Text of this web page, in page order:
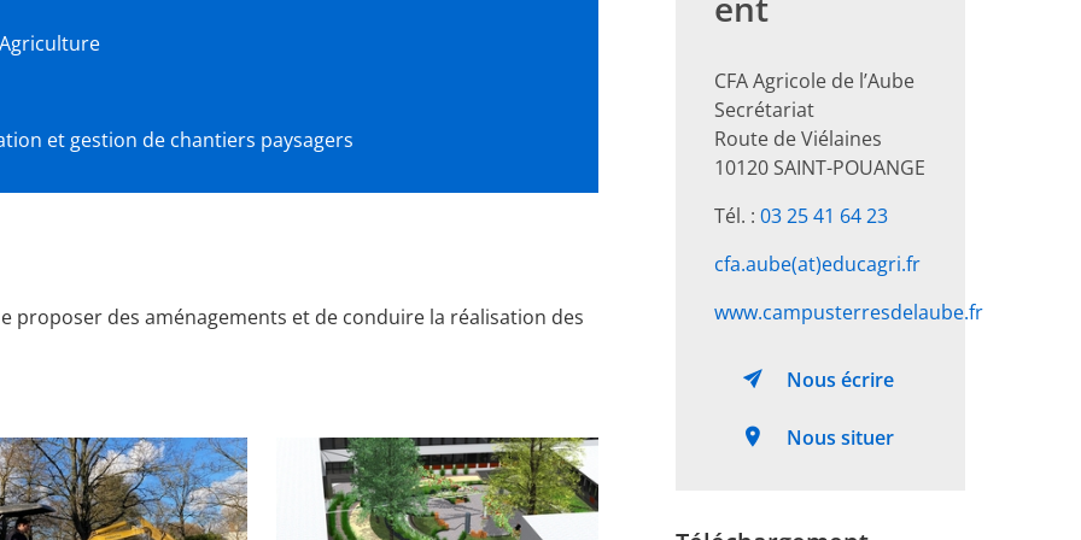
et gestion de chantiers paysagers
proposer des aménagements et de conduire la réalisation des
CFA Agricole de l’Aube
Secrétariat
Route de Viélaines
10120 SAINT-POUANGE
Tél. : 03 25 41 64 23
cfa.aube(at)educagri.fr
www.campusterresdelaube.fr
Nous écrire
Nous situer